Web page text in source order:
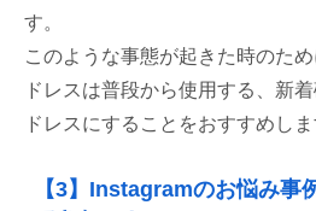
す。
このような事態が起きた時のた
ドレスは普段から使用する、新
ドレスにすることをおすすめしま
【3】Instagramのお悩み